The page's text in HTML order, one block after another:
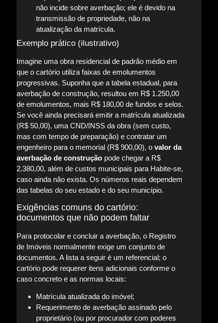
não incide sobre averbação; ele é devido na
transmissão de propriedade, não na
atualização da matrícula.
Exemplo prático (ilustrativo)
Imagine uma obra residencial de padrão médio em
que o cartório utiliza faixas de emolumentos
progressivas. Suponha que a tabela estadual, para
averbação de construção, resultou em R$ 1.250,00
de emolumentos, mais R$ 180,00 de fundos e selos.
Se você ainda precisará emitir a matrícula atualizada
(R$ 50,00), uma CND/INSS da obra (sem custo,
mas com tempo de preparação) e contratar um
engenheiro para o memorial (R$ 900,00), o valor da
averbação de construçãopode chegar a R$
2.380,00, além de custos municipais para Habite-se,
caso ainda não exista. Os números reais dependem
das tabelas do seu estado e do seu município.
Exigências comuns do cartório:
documentos que não podem faltar
Para protocolar e concluir a averbação, o Registro
de Imóveis normalmente exige um conjunto de
documentos. A lista a seguir é um referencial; o
cartório pode requerer itens adicionais conforme o
caso concreto e as normas locais:
Matrícula atualizada do imóvel;
Requerimento de averbação assinado pelo
proprietário (ou por procurador com poderes